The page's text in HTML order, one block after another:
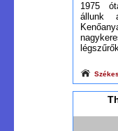
1975
állunk